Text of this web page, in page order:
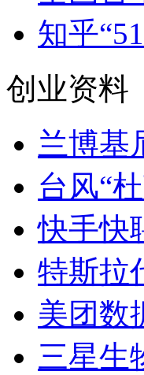
知乎
创业资料
兰博基
台风“
快手快
特斯拉
美团数
三星生